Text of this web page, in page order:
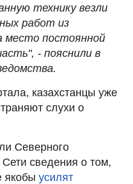
технику везли
работ из
место постоянной
- пояснили в
казахстанцы уже
слухи о
Северного
сведения о том,
якобы усилят